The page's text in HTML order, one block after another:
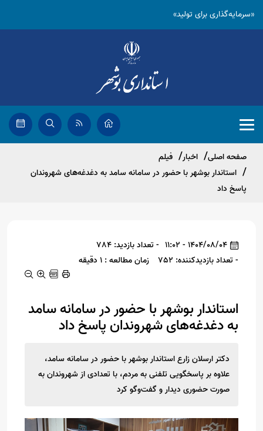
«سرمایه‌گذاری برای تولید»
صفحه اصلی اخبار
فیلم
استاندار بوشهر با حضور در سامانه سامد به دغدغه‌های شهروندان
پاسخ داد
1404/08/04 - 11:02
- تعداد بازدید: 784
- تعداد بازدیدکننده: 752
زمان مطالعه : 1 دقیقه
استاندار بوشهر با حضور در سامانه سامد
به دغدغه‌های شهروندان پاسخ داد
دکتر ارسلان زارع استاندار بوشهر با حضور در سامانه سامد،
علاوه بر پاسخگویی تلفنی به مردم، با تعدادی از شهروندان به
صورت حضوری دیدار و گفت‌وگو کرد